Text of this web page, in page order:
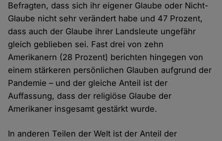
Befragten, dass sich ihr eigener Glaube oder Nicht-
Glaube nicht sehr verändert habe und 47 Prozent,
dass auch der Glaube ihrer Landsleute ungefähr
gleich geblieben sei. Fast drei von zehn
Amerikanern (28 Prozent) berichten hingegen von
einem stärkeren persönlichen Glauben aufgrund der
Pandemie – und der gleiche Anteil ist der
Auffassung, dass der religiöse Glaube der
Amerikaner insgesamt gestärkt wurde.
In anderen Teilen der Welt ist der Anteil der